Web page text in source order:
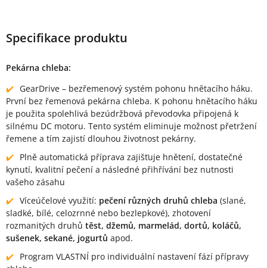
Specifikace produktu
Pekárna chleba:
GearDrive – bezřemenový systém pohonu hnětacího háku.
První bez řemenová pekárna chleba. K pohonu hnětacího háku
je použita spolehlivá bezúdržbová převodovka připojená k
silnému DC motoru. Tento systém eliminuje možnost přetržení
řemene a tím zajistí dlouhou životnost pekárny.
Plně automatická příprava zajišťuje hnětení, dostatečné
kynutí, kvalitní pečení a následné přihřívání bez nutnosti
vašeho zásahu
Víceúčelové využití: pečení různých druhů chleba (slané,
sladké, bílé, celozrnné nebo bezlepkové), zhotovení
rozmanitých druhů těst, džemů, marmelád, dortů, koláčů,
sušenek, sekané, jogurtů apod.
Program VLASTNÍ pro individuální nastavení fází přípravy